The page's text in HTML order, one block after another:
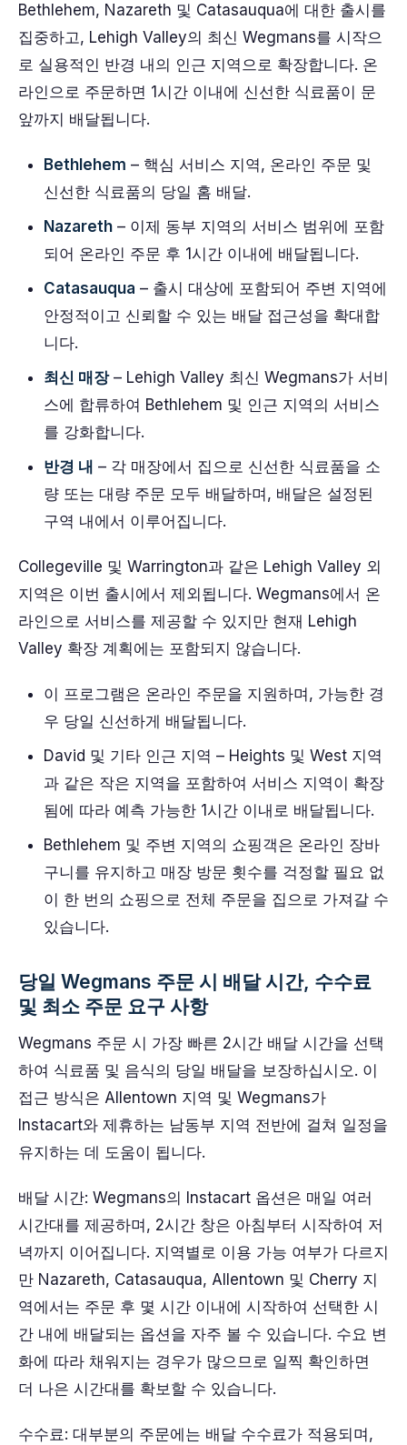
Bethlehem, Nazareth 및 Catasauqua에 대한 출시를
집중하고, Lehigh Valley의 최신 Wegmans를 시작으
로 실용적인 반경 내의 인근 지역으로 확장합니다. 온
라인으로 주문하면 1시간 이내에 신선한 식료품이 문
앞까지 배달됩니다.
Bethlehem – 핵심 서비스 지역, 온라인 주문 및
신선한 식료품의 당일 홈 배달.
Nazareth – 이제 동부 지역의 서비스 범위에 포함
되어 온라인 주문 후 1시간 이내에 배달됩니다.
Catasauqua – 출시 대상에 포함되어 주변 지역에
안정적이고 신뢰할 수 있는 배달 접근성을 확대합
니다.
최신 매장– Lehigh Valley 최신 Wegmans가 서비
스에 합류하여 Bethlehem 및 인근 지역의 서비스
를 강화합니다.
반경 내 – 각 매장에서 집으로 신선한 식료품을 소
량 또는 대량 주문 모두 배달하며, 배달은 설정된
구역 내에서 이루어집니다.
Collegeville 및 Warrington과 같은 Lehigh Valley 외
지역은 이번 출시에서 제외됩니다. Wegmans에서 온
라인으로 서비스를 제공할 수 있지만 현재 Lehigh
Valley 확장 계획에는 포함되지 않습니다.
이 프로그램은 온라인 주문을 지원하며, 가능한 경
우 당일 신선하게 배달됩니다.
David 및 기타 인근 지역 – Heights 및 West 지역
과 같은 작은 지역을 포함하여 서비스 지역이 확장
됨에 따라 예측 가능한 1시간 이내로 배달됩니다.
Bethlehem 및 주변 지역의 쇼핑객은 온라인 장바
구니를 유지하고 매장 방문 횟수를 걱정할 필요 없
이 한 번의 쇼핑으로 전체 주문을 집으로 가져갈 수
있습니다.
당일 Wegmans 주문 시 배달 시간, 수수료
및 최소 주문 요구 사항
Wegmans 주문 시 가장 빠른 2시간 배달 시간을 선택
하여 식료품 및 음식의 당일 배달을 보장하십시오. 이
접근 방식은 Allentown 지역 및 Wegmans가
Instacart와 제휴하는 남동부 지역 전반에 걸쳐 일정을
유지하는 데 도움이 됩니다.
배달 시간: Wegmans의 Instacart 옵션은 매일 여러
시간대를 제공하며, 2시간 창은 아침부터 시작하여 저
녁까지 이어집니다. 지역별로 이용 가능 여부가 다르지
만 Nazareth, Catasauqua, Allentown 및 Cherry 지
역에서는 주문 후 몇 시간 이내에 시작하여 선택한 시
간 내에 배달되는 옵션을 자주 볼 수 있습니다. 수요 변
화에 따라 채워지는 경우가 많으므로 일찍 확인하면
더 나은 시간대를 확보할 수 있습니다.
수수료: 대부분의 주문에는 배달 수수료가 적용되며,